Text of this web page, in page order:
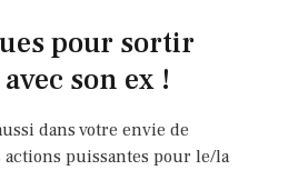
pour sortir
son ex !
dans votre envie de
actions puissantes pour le/la